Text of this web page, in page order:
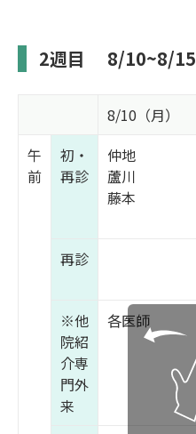
2週目 8/10~8/15
8/10（月）
午
前
初・
再診
仲地
蘆川
藤本
再診
※他
院紹
介専
門外
来
各医師